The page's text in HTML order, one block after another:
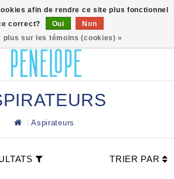
Aspirateurs
TRIER PAR
afin de rendre ce site plus fonctionnel
correct?
Oui
Non
plus sur les témoins (cookies) »